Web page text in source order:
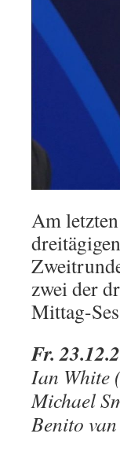
Am
zwei der
Mittag-
Fr.
Ian White
Michael
Benito